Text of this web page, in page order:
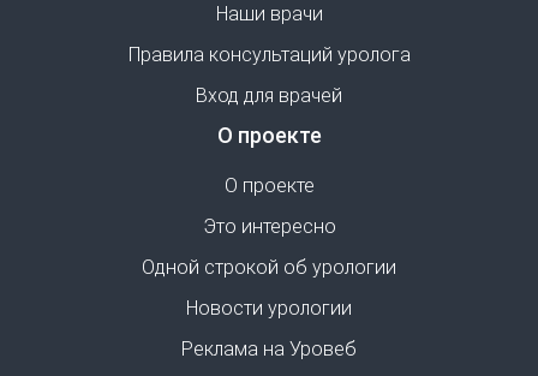
Наши врачи
Правила консультаций уролога
Вход для врачей
О проекте
О проекте
Это интересно
Одной строкой об урологии
Новости урологии
Реклама на Уровеб